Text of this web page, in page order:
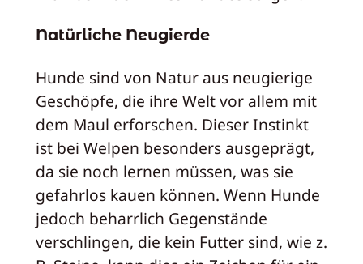
Natürliche Neugierde
Hunde sind von Natur aus neugierige
Geschöpfe, die ihre Welt vor allem mit
dem Maul erforschen. Dieser Instinkt
ist bei Welpen besonders ausgeprägt,
da sie noch lernen müssen, was sie
gefahrlos kauen können. Wenn Hunde
jedoch beharrlich Gegenstände
verschlingen, die kein Futter sind, wie z.